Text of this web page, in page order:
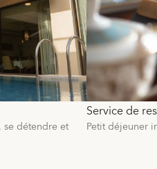
se détendre et
Service de
Petit déjeuner